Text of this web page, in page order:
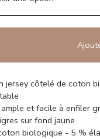
jersey côtelé de coton
et facile à enfiler
sur fond jaune
biologique - 5 %